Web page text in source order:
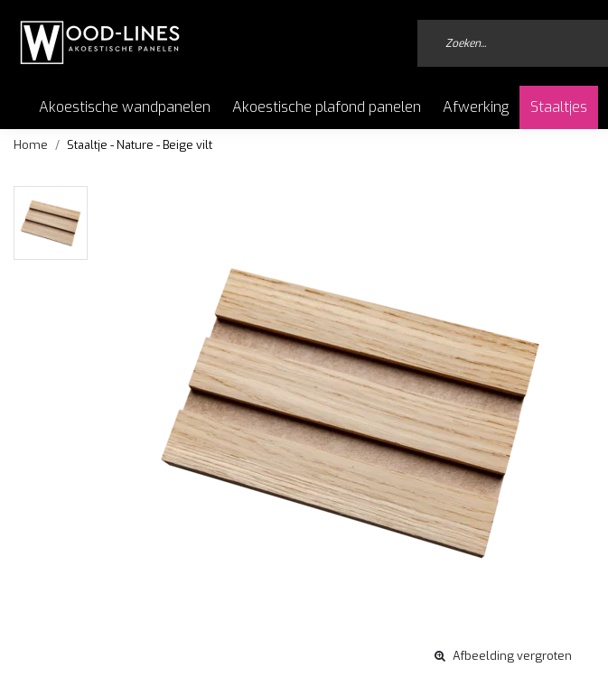
Akoestische wandpanelen Akoestische plafond panelen Afwerking Staaltjes
Home Staaltje - Nature - Beige vilt
Afbeelding vergroten
Staaltje - Deep
Black - Zwart vilt
€ 2,95
Staaltje - Nature
- Zwart vilt
€ 2,95
Staaltje - Walnut
- Zwart vilt
€ 2,95